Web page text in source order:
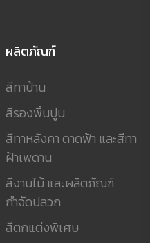
ผลิตภัณฑ์
สีทาบ้าน
สีรองพื้นปูน
สีทาหลังคา ดาดฟ้า และสีทา
ฝ้าเพดาน
สีงานไม้ และผลิตภัณฑ์
กำจัดปลวก
สีตกแต่งพิเศษ